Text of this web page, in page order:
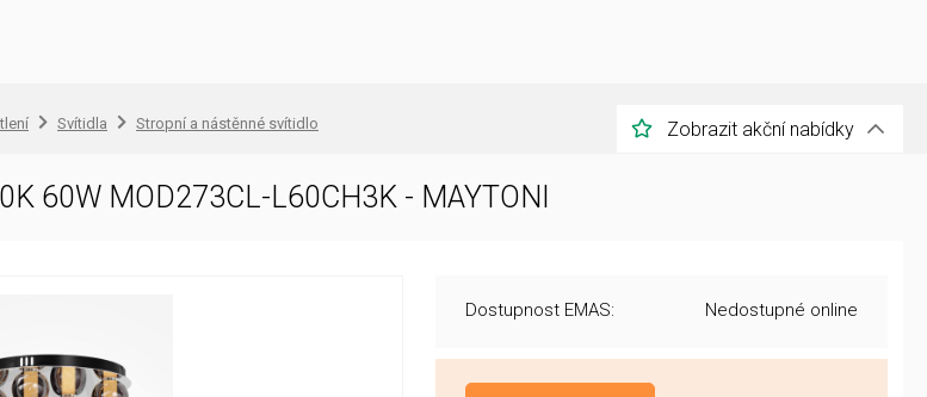
Svítidla Stropní a nástěnné svítidlo Zobrazit akční nabídky
60W MOD273CL-L60CH3K - MAYTONI
Dostupnost EMAS: Nedostupné online